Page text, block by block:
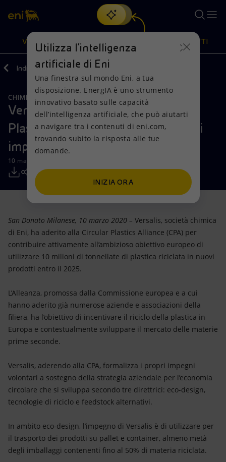
Cerca
scopri EnergIA, la nostra nuova soluzione di intelligenza
artificiale.
VISIONE
Visione
Mission e valori
Persone e Partnership
Net Zero
Modello satellitare
Energia accessibile
Innovazione
Azioni
Diversificazione energetica
Tecnologie per la transizione
Collaborazioni per l'innovazione
Attività nel mondo
PRODOTTI
Prodotti
Casa
Imprese
Mobilità
Indietro Media Comunicati Stampa
CHIMICA
Versalis (Eni) aderisce alla Circular
Plastics Alliance e annuncia i propri
impegni per il riciclo della plastica
10 marzo 2020 - 10:00 CET
San Donato Milanese, 10 marzo 2020 – Versalis, società chimica
di Eni, ha aderito alla Circular Plastics Alliance (CPA) per
contribuire attivamente all’ambizioso obiettivo europeo di
utilizzare 10 milioni di tonnellate di plastica riciclata in nuovi
prodotti entro il 2025.
L’Alleanza, promossa dalla Commissione europea e a cui
hanno aderito già numerose aziende e associazioni della
filiera, ha l’obiettivo di incentivare il riciclo della plastica in
Europa e contestualmente sviluppare il mercato delle materie
prime seconde.
Versalis, aderendo alla CPA, formalizza i propri impegni
volontari a sostegno della strategia aziendale per l’economia
circolare che si sviluppa secondo tre direttrici: eco-design,
tecnologie di riciclo e feedstock alternativi.
In ambito eco-design, l’impegno di Versalis è di utilizzare per
il trasporto dei prodotti su pallet e container, almeno metà
degli imballaggi contenenti fino al 50% di materia riciclata.
Utilizza l'intelligenza
artificiale di Eni
Una finestra sul mondo Eni, a tua
disposizione. EnergIA è uno strumento
innovativo basato sulle capacità
dell’intelligenza artificiale, che può aiutarti
a navigare tra i contenuti di eni.com,
trovando subito la risposta alle tue
domande.
INIZIA ORA